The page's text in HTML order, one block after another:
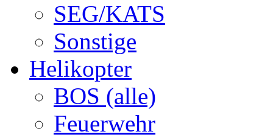
SEG/KATS
Sonstige
Helikopter
BOS (alle)
Feuerwehr